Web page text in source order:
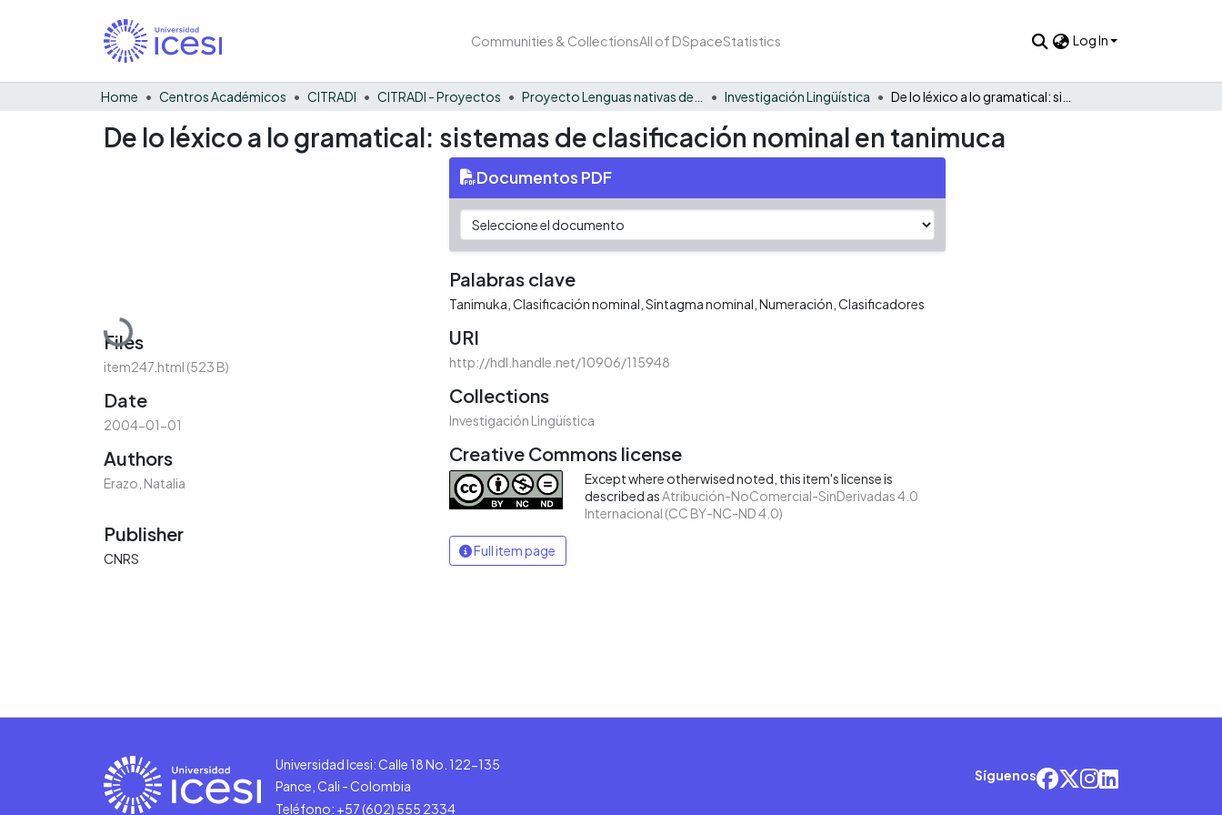
Communities & CollectionsAll of DSpaceStatistics Log In
Home Centros Académicos CITRADI CITRADI - Proyectos Investigación Lingüística
De lo léxico a lo gramatical: sistemas de clasificación nominal en tanimuca
Loading...
Files
item247.html (523 B)
Date
2004-01-01
Authors
Erazo, Natalia
Publisher
CNRS
Documentos PDF
Palabras clave
Tanimuka Clasificación nominal Sintagma nominal Numeración Clasificadores
URI
http://hdl.handle.net/10906/115948
Collections
Investigación Lingüística
Creative Commons license
Except where otherwised noted, this item's license is
described as Atribución-NoComercial-SinDerivadas 4.0
Internacional (CC BY-NC-ND 4.0)
Full item page
Universidad Icesi: Calle 18 No. 122-135
Pance, Cali - Colombia
Teléfono: +57 (602) 555 2334
Síguenos